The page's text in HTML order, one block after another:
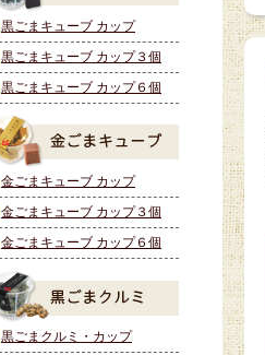
黒ごまキューブ カップ
黒ごまキューブ カップ３個
黒ごまキューブ カップ６個
金ごまキューブ カップ
金ごまキューブ カップ３個
金ごまキューブ カップ６個
黒ごまクルミ・カップ